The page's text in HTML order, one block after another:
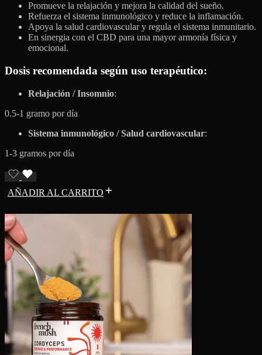
Promueve la relajación y mejora la calidad del sueño.
Refuerza el sistema inmunológico y reduce la inflamación.
Apoya la salud cardiovascular y regula el sistema inmunitario.
En sinergia con el CBD para una mayor armonía física y
emocional.
Dosis recomendada según uso terapéutico:
Relajación / Insomnio:
0.5-1 gramo por día
Sistema inmunológico / Salud cardiovascular:
1-3 gramos por día
AÑADIR AL CARRITO